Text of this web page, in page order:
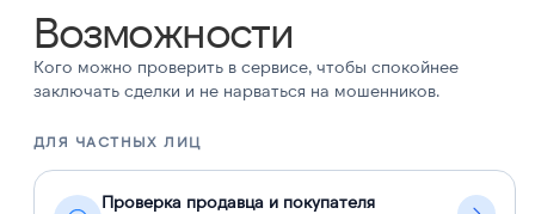
Возможности
Кого можно проверить в сервисе, чтобы спокойнее
заключать сделки и не нарваться на мошенников.
ДЛЯ ЧАСТНЫХ ЛИЦ
Проверка продавца и покупателя